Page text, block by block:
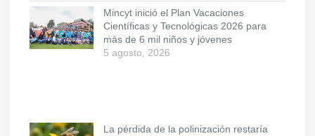
Mincyt inició el Plan Vacaciones
Científicas y Tecnológicas 2026 para
más de 6 mil niños y jóvenes
5 agosto, 2026
La pérdida de la polinización restaría